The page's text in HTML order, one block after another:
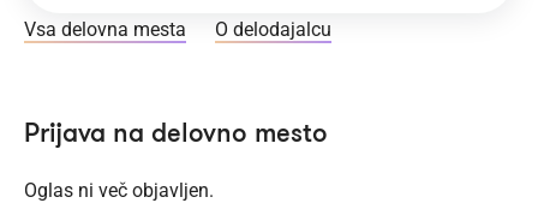
Vsa delovna mesta O delodajalcu
Prijava na delovno mesto
Oglas ni več objavljen.